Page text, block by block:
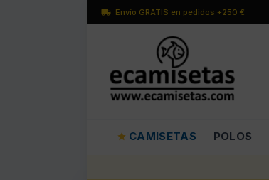
Envío GRATIS en pedidos +250 €
CAMISETAS POLOS